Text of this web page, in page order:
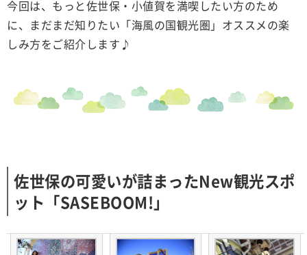
今回は、もっと佐世保・小値賀を満喫したい方のため
に、まだまだ知りたい「海風の国観光圏」オススメの楽
しみ方をご紹介します♪
佐世保の可愛いが詰まったNew観光スポ
ット「SASEBOOM!」